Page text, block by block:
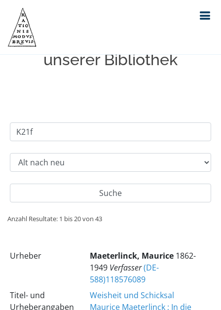
Einfache Suche im Bestand
unserer Bibliothek
Anzahl Resultate: 1 bis 20 von 43
Urheber Maeterlinck, Maurice 1862-
1949 Verfasser(DE-
588)118576089
Titel- und
Urheberangaben
Weisheit und Schicksal
Maurice Maeterlinck ; In die